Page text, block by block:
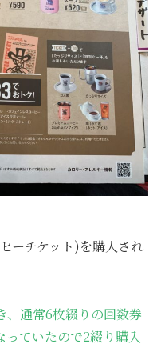
ーチケット)を購入され
、通常6枚綴りの回数券
ていたので2綴り購入